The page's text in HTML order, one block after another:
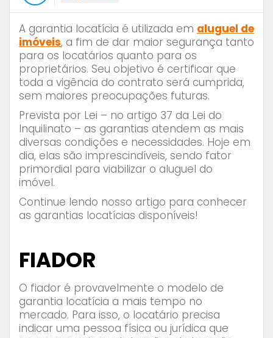
A garantia locatícia é utilizada em aluguel de
imóveis, a fim de dar maior segurança tanto
para os locatários quanto para os
proprietários. Seu objetivo é certificar que
toda a vigência do contrato será cumprida,
sem maiores preocupações futuras.
Prevista por Lei – no artigo 37 da Lei do
Inquilinato – as garantias atendem as mais
diversas condições e necessidades. Hoje em
dia, elas são imprescindíveis, sendo fator
primordial para viabilizar o aluguel do
imóvel.
Continue lendo nosso artigo para conhecer
as garantias locatícias disponíveis!
FIADOR
O fiador é provavelmente o modelo de
garantia locatícia a mais tempo no
mercado. Para isso, o locatário precisa
indicar uma pessoa física ou jurídica que